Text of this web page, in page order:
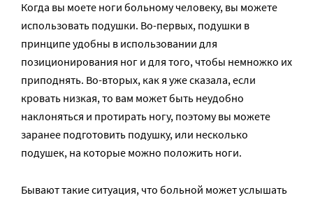
Когда вы моете ноги больному человеку, вы можете
использовать подушки. Во-первых, подушки в
принципе удобны в использовании для
позиционирования ног и для того, чтобы немножко их
приподнять. Во-вторых, как я уже сказала, если
кровать низкая, то вам может быть неудобно
наклоняться и протирать ногу, поэтому вы можете
заранее подготовить подушку, или несколько
подушек, на которые можно положить ноги.
Бывают такие ситуация, что больной может услышать